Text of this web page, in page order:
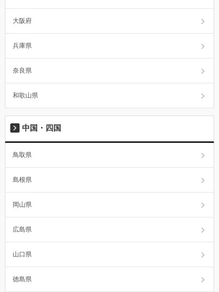
大阪府
兵庫県
奈良県
和歌山県
中国・四国
鳥取県
島根県
岡山県
広島県
山口県
徳島県